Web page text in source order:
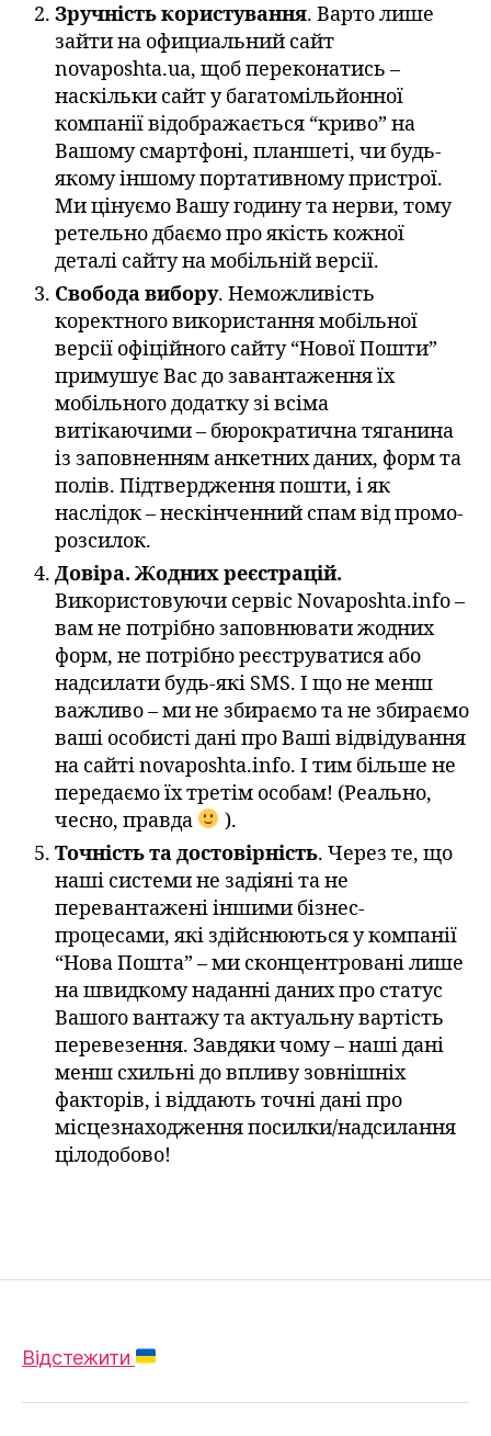
Зручність користування. Варто лише
зайти на официальний сайт
novaposhta.ua, щоб переконатись –
наскільки сайт у багатомільйонної
компанії відображається “криво” на
Вашому смартфоні, планшеті, чи будь-
якому іншому портативному пристрої.
Ми цінуємо Вашу годину та нерви, тому
ретельно дбаємо про якість кожної
деталі сайту на мобільній версії.
Свобода вибору. Неможливість
коректного використання мобільної
версії офіційного сайту “Нової Пошти”
примушує Вас до завантаження їх
мобільного додатку зі всіма
витікаючими – бюрократична тяганина
із заповненням анкетних даних, форм та
полів. Підтвердження пошти, і як
наслідок – нескінченний спам від промо-
розсилок.
Довіра. Жодних реєстрацій.
Використовуючи сервіс Novaposhta.info –
вам не потрібно заповнювати жодних
форм, не потрібно реєструватися або
надсилати будь-які SMS. І що не менш
важливо – ми не збираємо та не збираємо
ваші особисті дані про Ваші відвідування
на сайті novaposhta.info. І тим більше не
передаємо їх третім особам! (Реально,
чесно, правда
).
Точність та достовірність. Через те, що
наші системи не задіяні та не
перевантажені іншими бізнес-
процесами, які здійснюються у компанії
“Нова Пошта” – ми сконцентровані лише
на швидкому наданні даних про статус
Вашого вантажу та актуальну вартість
перевезення. Завдяки чому – наші дані
менш схильні до впливу зовнішніх
факторів, і віддають точні дані про
місцезнаходження посилки/надсилання
цілодобово!
Відстежити